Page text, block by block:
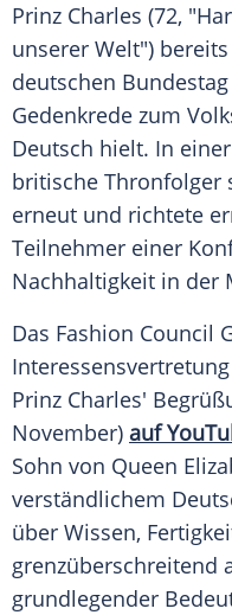
Prinz Charles (72,
unserer Welt")
deutschen Bundestag
Gedenkrede zum
Deutsch hielt. In einer
britische Thronfolger
erneut und richtete
Teilnehmer einer
Nachhaltigkeit in der
Das Fashion Council
Prinz Charles'
November) auf
Sohn von Queen
verständlichem
über Wissen,
grenzüberschreitend
grundlegender